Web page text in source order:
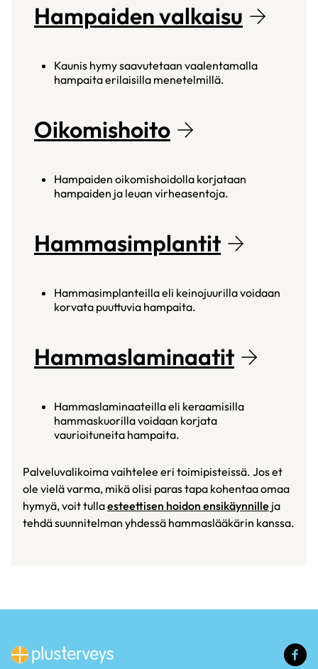
Hampaiden valkaisu
Kaunis hymy saavutetaan vaalentamalla
hampaita erilaisilla menetelmillä.
Oikomishoito
Hampaiden oikomishoidolla korjataan
hampaiden ja leuan virheasentoja.
Hammasimplantit
Hammasimplanteilla eli keinojuurilla voidaan
korvata puuttuvia hampaita.
Hammaslaminaatit
Hammaslaminaateilla eli keraamisilla
hammaskuorilla voidaan korjata
vaurioituneita hampaita.
Palveluvalikoima vaihtelee eri toimipisteissä. Jos et
ole vielä varma, mikä olisi paras tapa kohentaa omaa
hymyä, voit tullaesteettisen hoidon ensikäynnille ja
tehdä suunnitelman yhdessä hammaslääkärin kanssa.